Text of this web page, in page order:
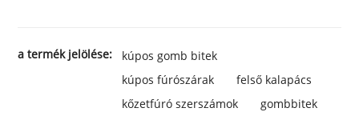
a termék jelölése:
kúpos gomb bitek
kúpos fúrószárak
felső kalapács
kőzetfúró szerszámok
gombbitek